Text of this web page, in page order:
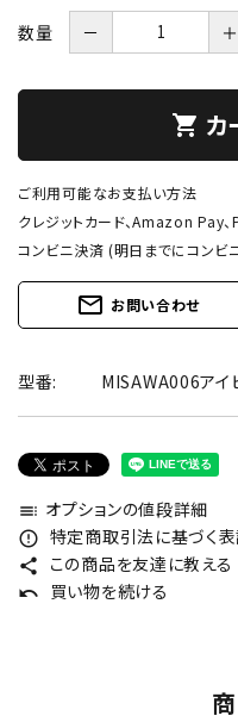
数量 － ＋
shopping_cart カ
ご利用可能なお支払い方法
クレジットカード、Amazon Pay
コンビニ決済 (明日までにコンビ
mail_outline お問い合わせ
型番: MISAWA006アイ
toc オプションの値段詳細
error_outline 特定商取引法に基づく
share この商品を友達に教える
undo 買い物を続ける